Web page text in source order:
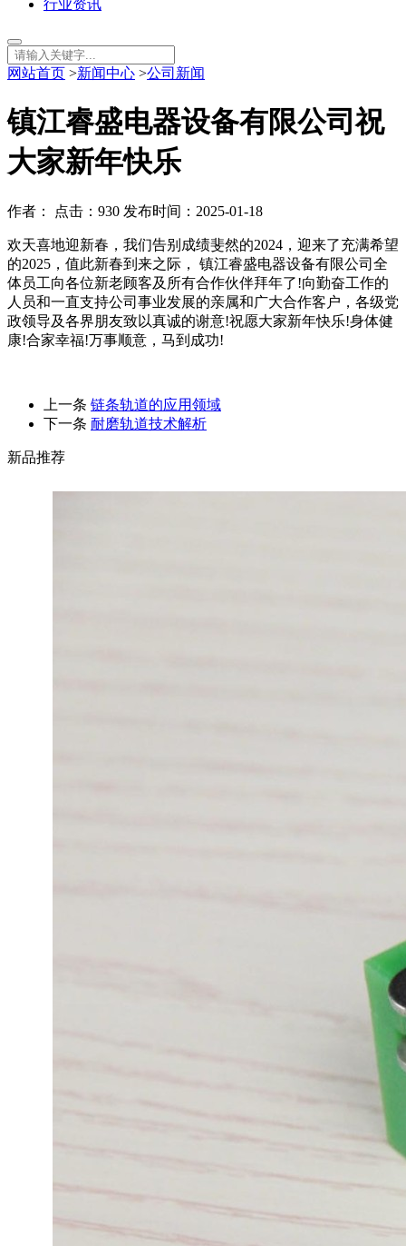
行业资讯
网站首页 >新闻中心 >公司新闻
镇江睿盛电器设备有限公司祝
大家新年快乐
作者： 点击：930 发布时间：2025-01-18
欢天喜地迎新春，我们告别成绩斐然的2024，迎来了充满希望
的2025，值此新春到来之际， 镇江睿盛电器设备有限公司全
体员工向各位新老顾客及所有合作伙伴拜年了!向勤奋工作的
人员和一直支持公司事业发展的亲属和广大合作客户，各级党
政领导及各界朋友致以真诚的谢意!祝愿大家新年快乐!身体健
康!合家幸福!万事顺意，马到成功!
上一条 链条轨道的应用领域
下一条 耐磨轨道技术解析
新品推荐